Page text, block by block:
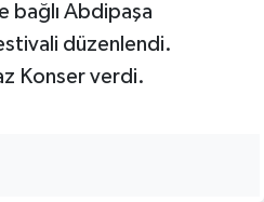
bağlı Abdipaşa
düzenlendi.
Konser verdi.